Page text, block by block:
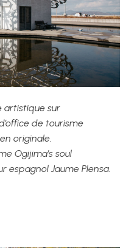
artistique sur
de tourisme
originale.
Ogijima’s soul
espagnol Jaume Plensa.